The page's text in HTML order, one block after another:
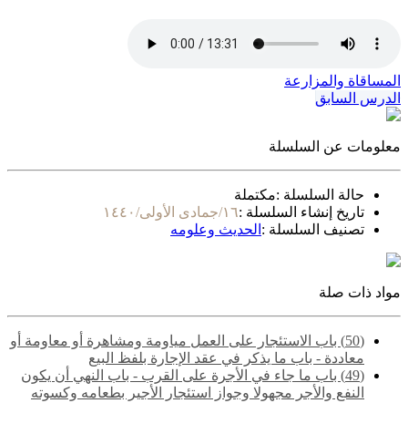
المساقاة والمزارعة
الدرس السابق
معلومات عن السلسلة
حالة السلسلة :مكتملة
تاريخ إنشاء السلسلة :١٦/جمادى الأولى/١٤٤٠
تصنيف السلسلة : الحديث وعلومه
مواد ذات صلة
(50) باب الاستئجار على العمل مياومة ومشاهرة أو معاومة أو
معاددة - باب ما يذكر في عقد الإجارة بلفظ البيع
(49) باب ما جاء في الأجرة على القرب - باب النهي أن يكون
النفع والأجر مجهولا وجواز استئجار الأجير بطعامه وكسوته